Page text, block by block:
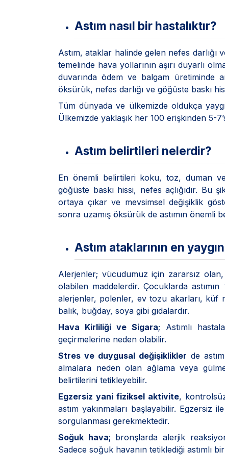
Astım nasıl bir hastalıktır?
Astım, ataklar halinde gelen nefes
temelinde hava yollarının aşırı duyarlı
duvarında ödem ve balgam üretiminde
öksürük, nefes darlığı ve göğüste baskı
Tüm dünyada ve ülkemizde oldukça
Ülkemizde yaklaşık her 100 erişkinden 5-
Astım belirtileri nelerdir?
En önemli belirtileri koku, toz, duman
göğüste baskı hissi, nefes açlığıdır. Bu
ortaya çıkar ve mevsimsel değişiklik
sonra uzamış öksürük de astımın önemli
Astım ataklarının en
Alerjenler; vücudumuz için zararsız olan,
olabilen maddelerdir. Çocuklarda
alerjenler, polenler, ev tozu akarları, küf
balık, buğday, soya gibi gıdalardır.
Hava Kirliliği ve Sigara; Astımlı
geçirmelerine neden olabilir.
Stres ve duygusal değişiklikler de
almalara neden olan ağlama veya
belirtilerini tetikleyebilir.
Egzersiz yani fiziksel aktivite,
astım yakınmaları başlayabilir. Egzersiz
sorgulanması gerekmektedir.
Soğuk hava; bronşlarda alerjik
Sadece soğuk havanın tetiklediği astımlı